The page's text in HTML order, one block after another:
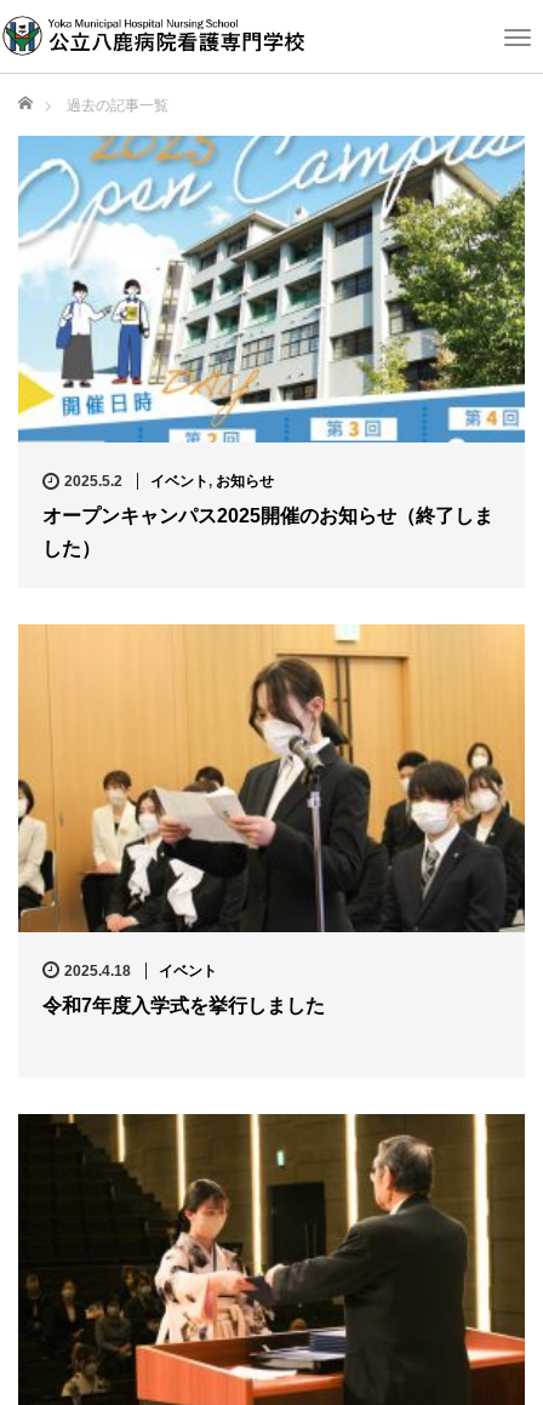
T
l
e
n
a
v
i
g
a
t
i
o
n
ホーム 過去の記事一覧
2025.5.2 イベント, お知らせ
オープンキャンパス2025開催のお知らせ（終了しま
した）
2025.4.18 イベント
令和7年度入学式を挙行しました